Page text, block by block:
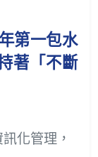
第一包水
著「不斷
化管理，